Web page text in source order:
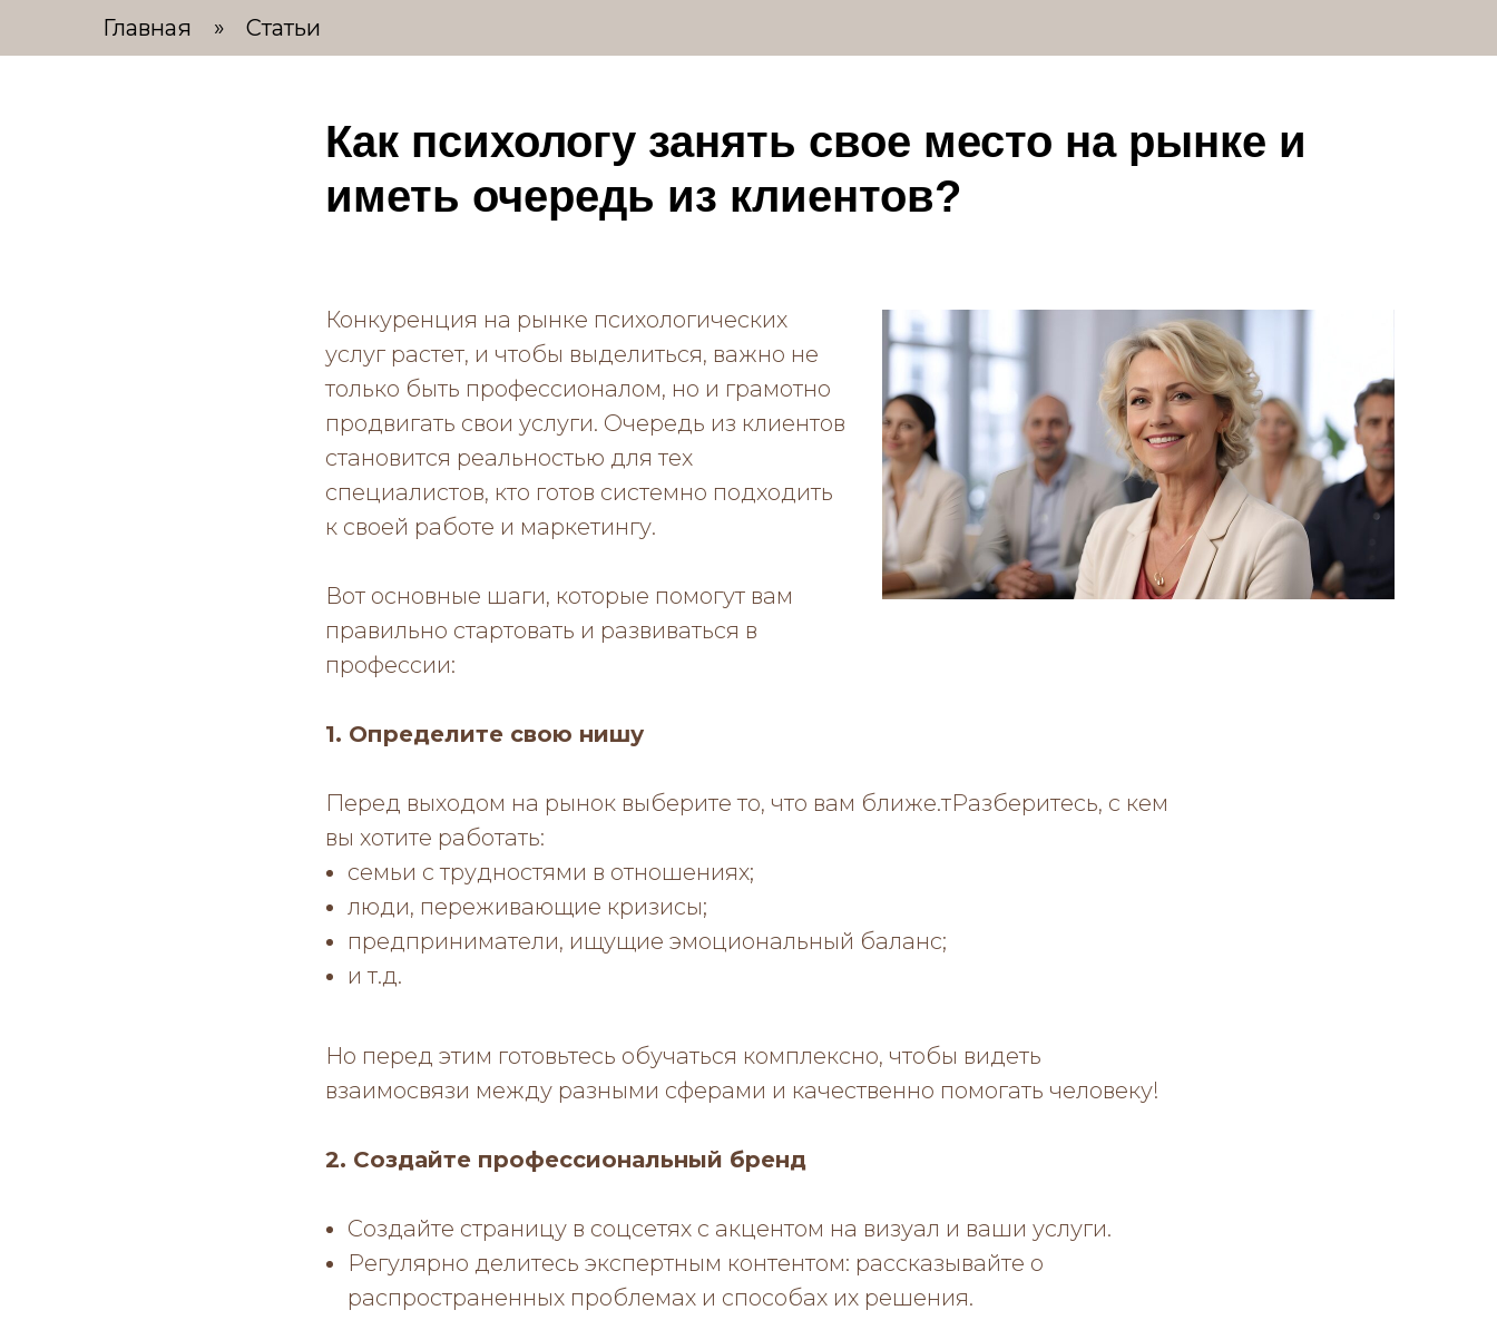
Главная » Статьи
Как психологу занять свое место на рынке и
иметь очередь из клиентов?
Конкуренция на рынке психологических
услуг растет, и чтобы выделиться, важно не
только быть профессионалом, но и грамотно
продвигать свои услуги. Очередь из клиентов
становится реальностью для тех
специалистов, кто готов системно подходить
к своей работе и маркетингу.
Вот основные шаги, которые помогут вам
правильно стартовать и развиваться в
профессии:
1. Определите свою нишу
Перед выходом на рынок выберите то, что вам ближе.тРазберитесь, с кем
вы хотите работать:
семьи с трудностями в отношениях;
люди, переживающие кризисы;
предприниматели, ищущие эмоциональный баланс;
и т.д.
Но перед этим готовьтесь обучаться комплексно, чтобы видеть
взаимосвязи между разными сферами и качественно помогать человеку!
2. Создайте профессиональный бренд
Создайте страницу в соцсетях с акцентом на визуал и ваши услуги.
Регулярно делитесь экспертным контентом: рассказывайте о
распространенных проблемах и способах их решения.